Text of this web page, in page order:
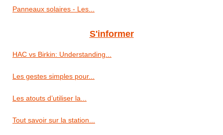
Panneaux solaires - Les...
S'informer
HAC vs Birkin: Understanding...
Les gestes simples pour...
Les atouts d’utiliser la...
Tout savoir sur la station...